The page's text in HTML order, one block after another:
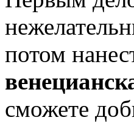
потом
сможете